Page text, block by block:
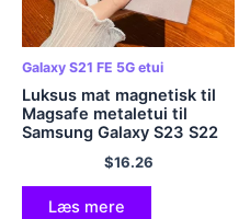
Galaxy S21 FE 5G etui
Luksus mat magnetisk til
Magsafe metaletui til
Samsung Galaxy S23 S22
S21 Plus Ultra S20 FE Note
20 Ultra 10 Plus blødt
betræk
$16.26
Læs mere